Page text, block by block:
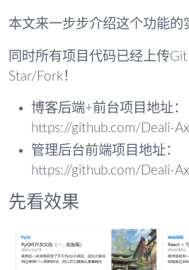
本文来一步步介绍这个功能的
同时所有项目代码已经上传
Star/Fork！
博客后端+前台项目地址：
https://github.com/Deali-
管理后台前端项目地址：
https://github.com/Deali-
先看效果